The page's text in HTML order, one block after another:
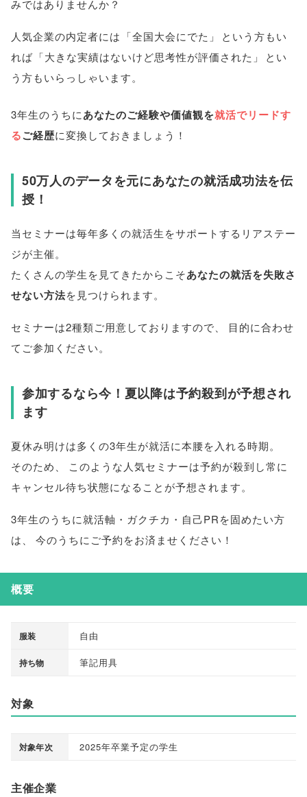
みではありませんか？
人気企業の内定者には 「全国大会にでた 」
という方もい
れば 「大きな実績はないけど思考性が評価された 」
とい
う方もいらっしゃいます。
3年生のうちにあなたのご経験や価値観を就活でリードす
るご経歴に変換しておきましょう！
50万人のデータを元にあなたの就活成功法を伝
授！
当セミナーは毎年多くの就活生をサポートするリアステー
ジが主催。
たくさんの学生を見てきたからこそあなたの就活を失敗さ
せない方法を見つけられます。
セミナーは2種類ご用意しておりますので、
目的に合わせ
てご参加ください。
参加するなら今！夏以降は予約殺到が予想され
ます
夏休み明けは多くの3年生が就活に本腰を入れる時期。
そのため、
このような人気セミナーは予約が殺到し常に
キャンセル待ち状態になることが予想されます。
3年生のうちに就活軸・ガクチカ・自己PRを固めたい方
は、 今のうちにご予約をお済ませください！
概要
服装 自由
持ち物 筆記用具
対象
対象年次 2025年卒業予定の学生
主催企業